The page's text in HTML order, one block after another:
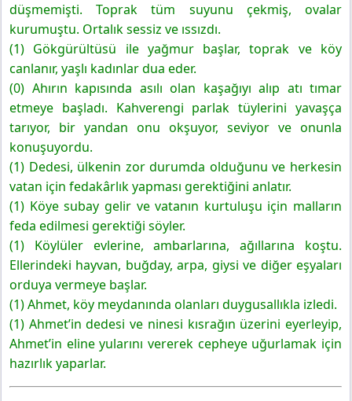
düşmemişti. Toprak tüm suyunu çekmiş, ovalar
kurumuştu. Ortalık sessiz ve ıssızdı.
(1) Gökgürültüsü ile yağmur başlar, toprak ve köy
canlanır, yaşlı kadınlar dua eder.
(0) Ahırın kapısında asılı olan kaşağıyı alıp atı tımar
etmeye başladı. Kahverengi parlak tüylerini yavaşça
tarıyor, bir yandan onu okşuyor, seviyor ve onunla
konuşuyordu.
(1) Dedesi, ülkenin zor durumda olduğunu ve herkesin
vatan için fedakârlık yapması gerektiğini anlatır.
(1) Köye subay gelir ve vatanın kurtuluşu için malların
feda edilmesi gerektiği söyler.
(1) Köylüler evlerine, ambarlarına, ağıllarına koştu.
Ellerindeki hayvan, buğday, arpa, giysi ve diğer eşyaları
orduya vermeye başlar.
(1) Ahmet, köy meydanında olanları duygusallıkla izledi.
(1) Ahmet’in dedesi ve ninesi kısrağın üzerini eyerleyip,
Ahmet’in eline yularını vererek cepheye uğurlamak için
hazırlık yaparlar.